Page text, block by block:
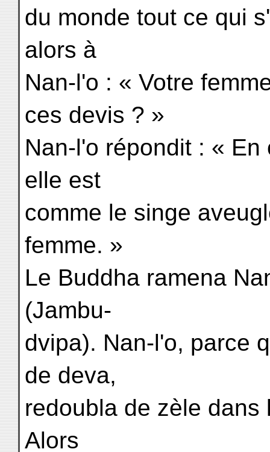
du monde tout ce qui
alors à
Nan-l'o : « Votre
ces devis ? »
Nan-l'o répondit : «
elle est
comme le singe
femme. »
Le Buddha ramena
(Jambu-
dvipa). Nan-l'o, parce
de deva,
redoubla de zèle
Alors